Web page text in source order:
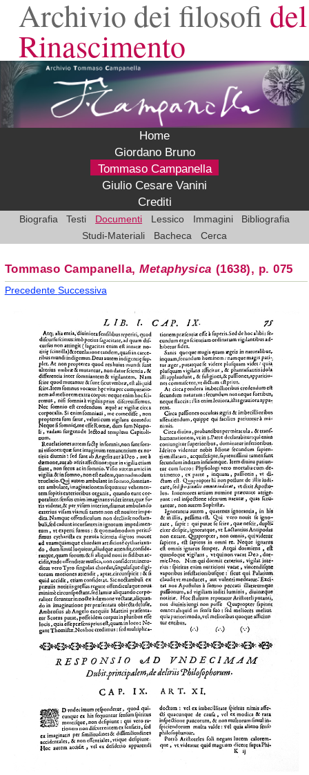
Archivio dei filosofi del
Rinascimento
Home
Giordano Bruno
Tommaso Campanella
Giulio Cesare Vanini
Crediti
Biografia Testi Documenti Lessico Immagini
Bibliografia
Studi-Materiali
Bacheca Cerca
Tommaso Campanella,Metaphysica (1638), p. 075
Precedente Successiva